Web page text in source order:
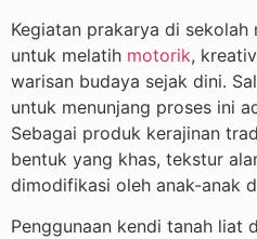
Kegiatan prakarya di sekolah
untuk melatih motorik,
warisan budaya sejak dini.
untuk menunjang proses ini
Sebagai produk kerajinan
bentuk yang khas, tekstur
dimodifikasi oleh anak-anak
Penggunaan kendi tanah liat